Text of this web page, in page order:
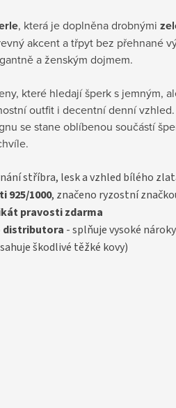
, která je doplněna drobnými
akcent a třpyt bez přehnané
a ženským dojmem.
které hledají šperk s jemným,
outfit i decentní denní
se stane oblíbenou součástí
stříbra, lesk a vzhled bílého
925/1000, značeno ryzostní
pravostizdarma
distributora - splňuje vysoké
škodlivé těžké kovy)